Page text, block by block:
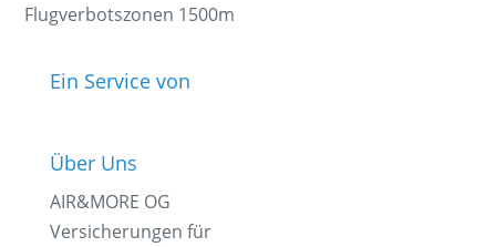
Flugverbotszonen 1500m
Ein Service von
Über Uns
AIR&MORE OG
Versicherungen für